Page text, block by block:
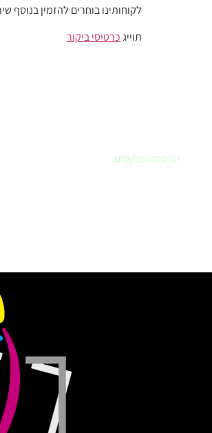
לקוחותינו בוחרים להזמין בנוסף
תוייגכרטיסי ביקור
הדפסת פנקסים,